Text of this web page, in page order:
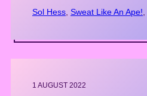
Sol Hess, Sweat Like An Ape!,
1 AUGUST 2022